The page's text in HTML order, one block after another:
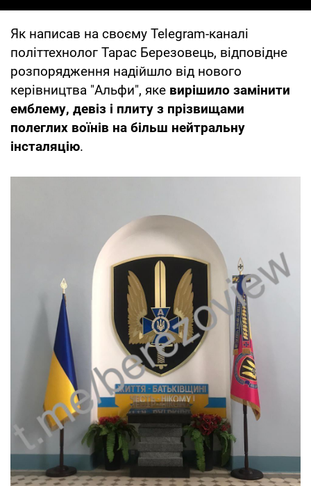
Як написав на своєму Telegram-каналі
політтехнолог Тарас Березовець, відповідне
розпорядження надійшло від нового
керівництва "Альфи", яке вирішило замінити
емблему, девіз і плиту з прізвищами
полеглих воїнів на більш нейтральну
інсталяцію.